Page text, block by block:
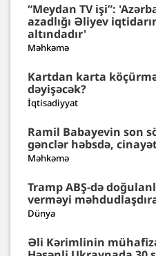
“Meydan TV işi”:
azadlığı Əliyev
altındadır'
Məhkəmə
Kartdan karta
dəyişəcək?
İqtisadiyyat
Ramil Babayevin son
gənclər həbsdə,
Məhkəmə
Tramp ABŞ-də
verməyi
Dünya
Əli Kərimlinin